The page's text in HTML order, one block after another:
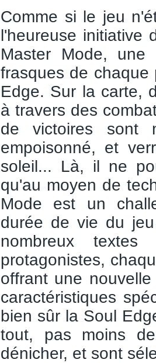
Comme si le jeu
l'heureuse initiative
Master Mode,
frasques de
Edge. Sur la carte,
à travers des
de victoires sont
empoisonné, et
soleil... Là, il ne
qu'au moyen de
Mode est un
durée de vie du
nombreux
protagonistes,
offrant une
caractéristiques
bien sûr la Soul
tout, pas moins
dénicher, et sont